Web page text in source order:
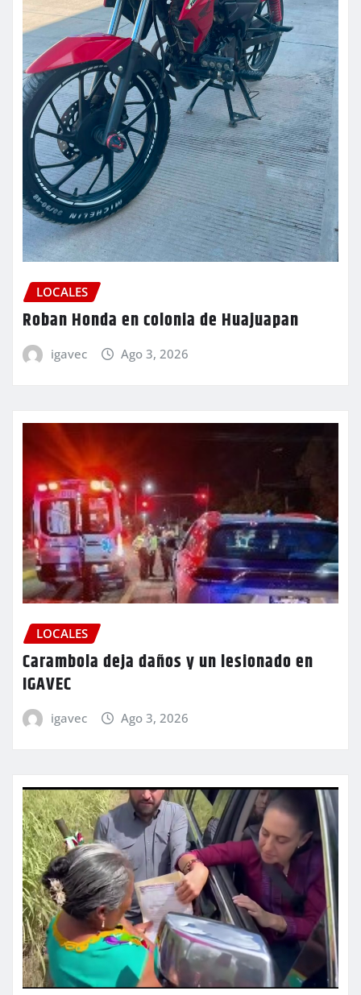
LOCALES
Roban Honda en colonia de Huajuapan
igavec Ago 3, 2026
LOCALES
Carambola deja daños y un lesionado en
IGAVEC
igavec Ago 3, 2026